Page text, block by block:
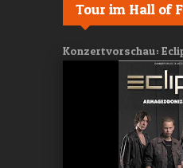
Tour im Hall of
Konzertvorschau: